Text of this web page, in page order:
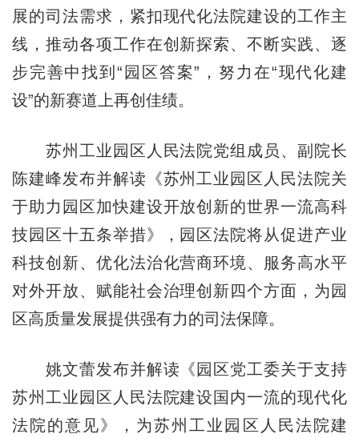
展的司法需求，紧扣现代化法院建设的工作主
线，推动各项工作在创新探索、不断实践、逐
步完善中找到“园区答案”，努力在“现代化建
设”的新赛道上再创佳绩。
苏州工业园区人民法院党组成员、副院长
陈建峰发布并解读《苏州工业园区人民法院关
于助力园区加快建设开放创新的世界一流高科
技园区十五条举措》，园区法院将从促进产业
科技创新、优化法治化营商环境、服务高水平
对外开放、赋能社会治理创新四个方面，为园
区高质量发展提供强有力的司法保障。
姚文蕾发布并解读《园区党工委关于支持
苏州工业园区人民法院建设国内一流的现代化
法院的意见》，为苏州工业园区人民法院建